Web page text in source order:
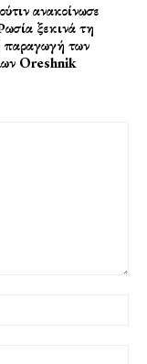
ανακοίνωσε
ξεκινά τη
παραγωγή των
Oreshnik